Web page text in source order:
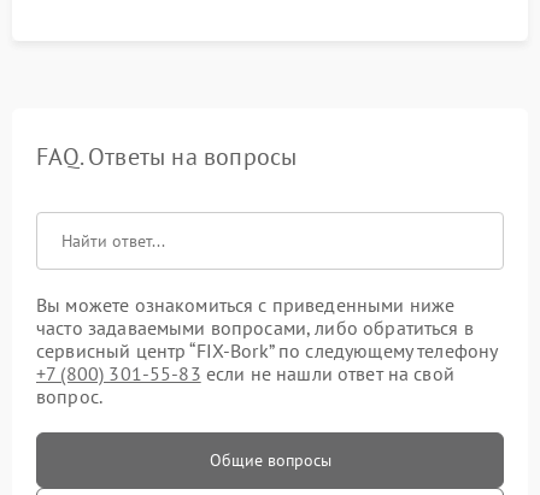
FAQ. Ответы на вопросы
Вы можете ознакомиться с приведенными ниже
часто задаваемыми вопросами, либо обратиться в
сервисный центр “FIX-Bork” по следующему телефону
+7 (800) 301-55-83 если не нашли ответ на свой
вопрос.
Общие вопросы